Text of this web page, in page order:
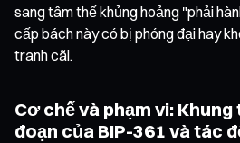
sang tâm thế khủng hoảng "phải
cấp bách này có bị phóng đại hay
tranh cãi.
Cơ chế và phạm vi:
đoạn của BIP-361 và tác